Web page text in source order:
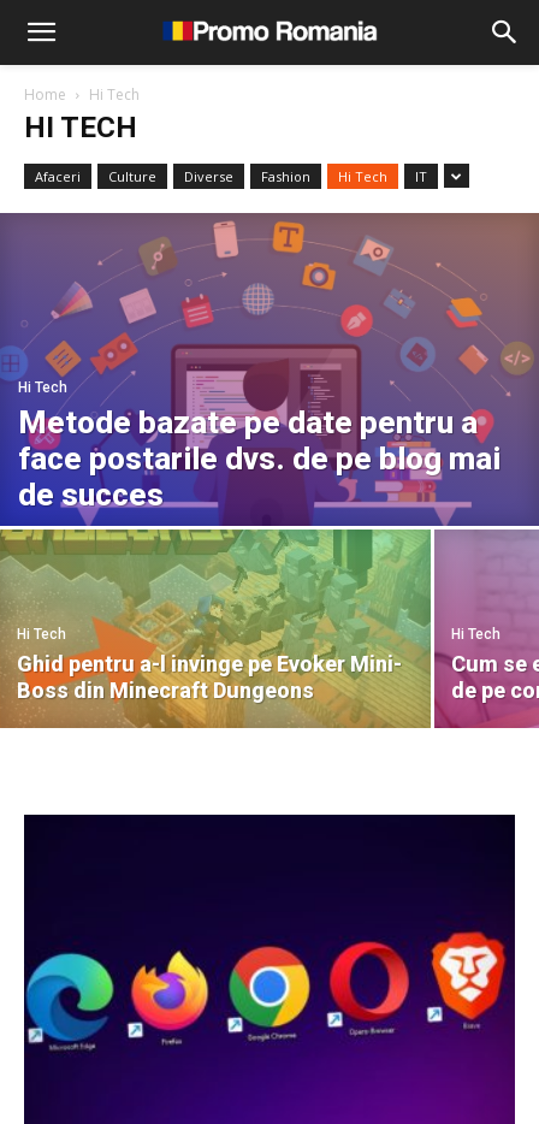
Home Hi Tech
HI TECH
Afaceri Culture Diverse Fashion Hi Tech IT
Hi Tech
Metode bazate pe date pentru a
face postarile dvs. de pe blog mai
de succes
Hi Tech
Ghid pentru a-l invinge pe Evoker Mini-
Boss din Minecraft Dungeons
Hi Tech
Cum se
de pe